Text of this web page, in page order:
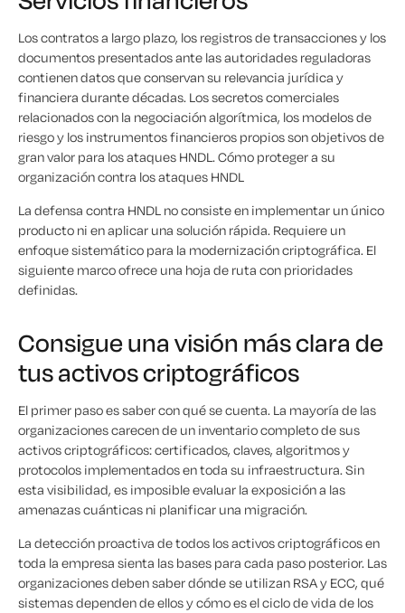
Los contratos a largo plazo, los registros de transacciones y los
documentos presentados ante las autoridades reguladoras
contienen datos que conservan su relevancia jurídica y
financiera durante décadas. Los secretos comerciales
relacionados con la negociación algorítmica, los modelos de
riesgo y los instrumentos financieros propios son objetivos de
gran valor para los ataques HNDL. Cómo proteger a su
organización contra los ataques HNDL
La defensa contra HNDL no consiste en implementar un único
producto ni en aplicar una solución rápida. Requiere un
enfoque sistemático para la modernización criptográfica. El
siguiente marco ofrece una hoja de ruta con prioridades
definidas.
Consigue una visión más clara de
tus activos criptográficos
El primer paso es saber con qué se cuenta. La mayoría de las
organizaciones carecen de un inventario completo de sus
activos criptográficos: certificados, claves, algoritmos y
protocolos implementados en toda su infraestructura. Sin
esta visibilidad, es imposible evaluar la exposición a las
amenazas cuánticas ni planificar una migración.
La detección proactiva de todos los activos criptográficos en
toda la empresa sienta las bases para cada paso posterior. Las
organizaciones deben saber dónde se utilizan RSA y ECC, qué
sistemas dependen de ellos y cómo es el ciclo de vida de los